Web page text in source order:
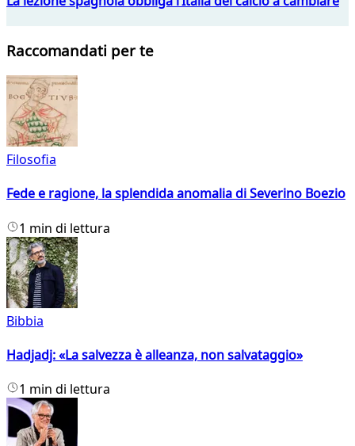
Raccomandati per te
Filosofia
Fede e ragione, la splendida anomalia di Severino Boezio
1 min di lettura
Bibbia
Hadjadj: «La salvezza è alleanza, non salvataggio»
1 min di lettura